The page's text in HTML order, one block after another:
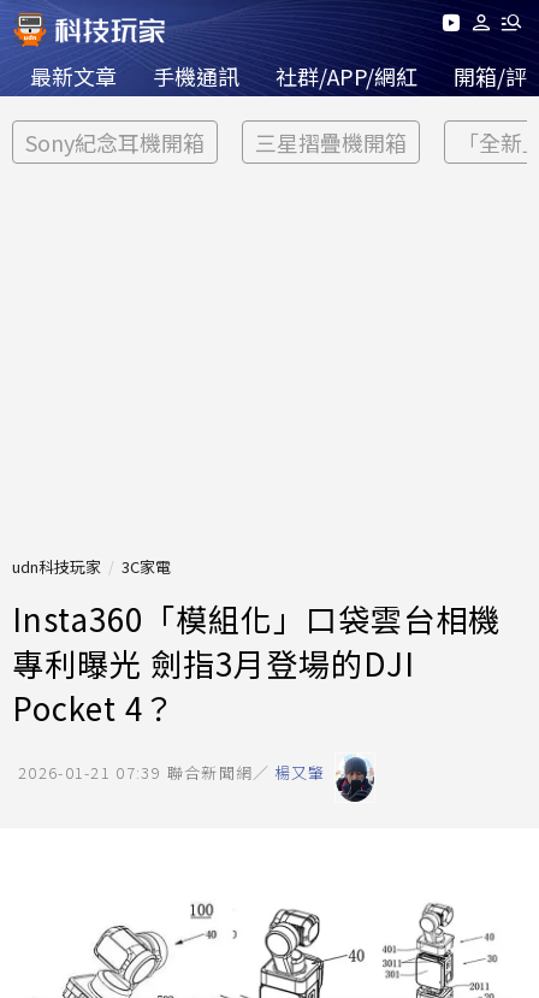
最新文章 手機通訊 社群/APP/網紅 開箱/評
Sony紀念耳機開箱 三星摺疊機開箱 「全新
udn科技玩家 3C家電
Insta360「模組化」口袋雲台相機
專利曝光 劍指3月登場的DJI
Pocket 4？
2026-01-21 07:39 聯合新聞網／ 楊又肇